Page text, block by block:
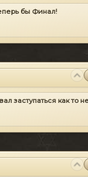
бы Финал!
заступаться как то